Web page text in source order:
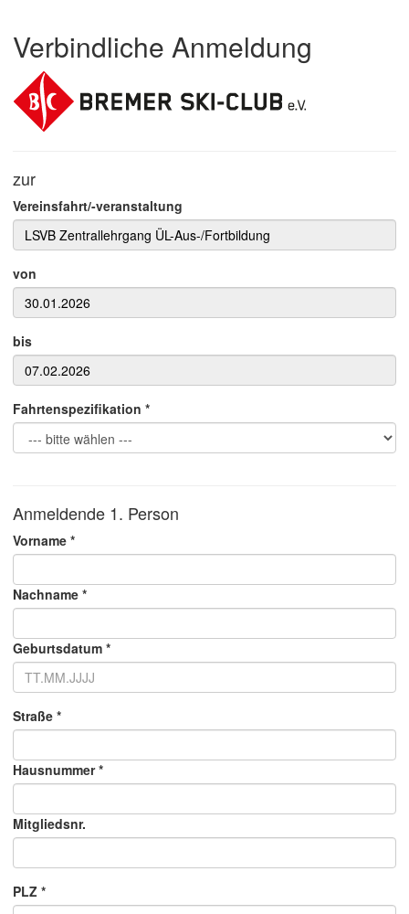
Verbindliche Anmeldung
zur
Vereinsfahrt/-veranstaltung
von
bis
Fahrtenspezifikation *
Anmeldende 1. Person
Vorname *
Nachname *
Geburtsdatum *
Straße *
Hausnummer *
Mitgliedsnr.
PLZ *